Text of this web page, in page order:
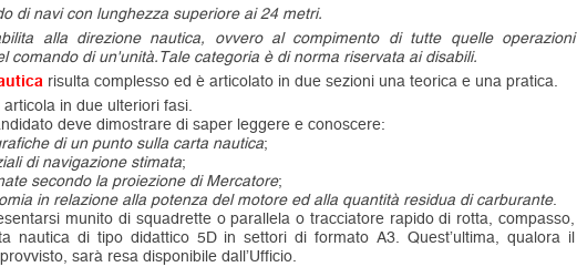
di navi con lunghezza superiore ai 24 metri.
alla direzione nautica, ovvero al compimento di tutte quelle operazioni
comando di un'unità.Tale categoria è di norma riservata ai disabili.
risulta complesso ed è articolato in due sezioni una teorica e una pratica.
articola in due ulteriori fasi.
deve dimostrare di saper leggere e conoscere:
di un punto sulla carta nautica;
di navigazione stimata;
secondo la proiezione di Mercatore;
in relazione alla potenza del motore ed alla quantità residua di carburante.
munito di squadrette o parallela o tracciatore rapido di rotta, compasso,
nautica di tipo didattico 5D in settori di formato A3. Quest’ultima, qualora il
sarà resa disponibile dall’Ufficio.